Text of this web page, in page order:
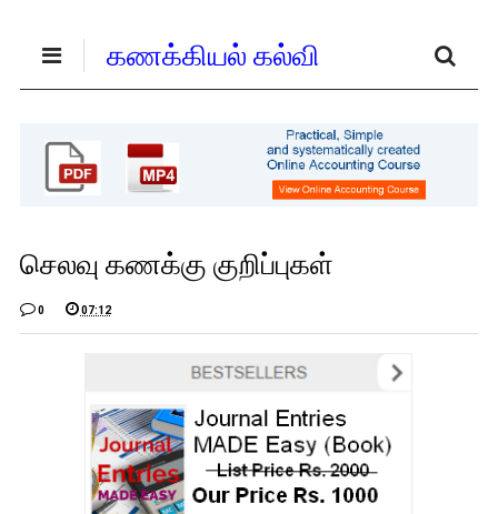
கணக்கியல் கல்வி
செலவு கணக்கு குறிப்புகள்
0 07:12